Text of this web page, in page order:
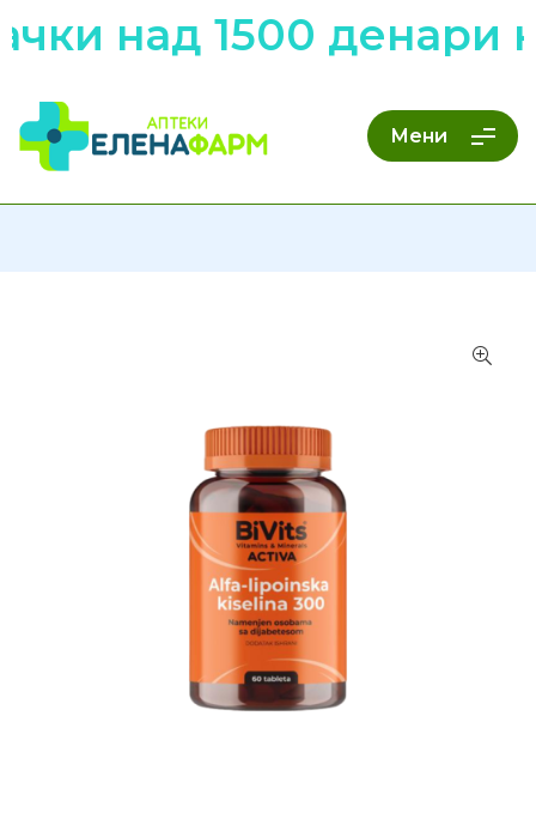
над 1500 денари
Мени